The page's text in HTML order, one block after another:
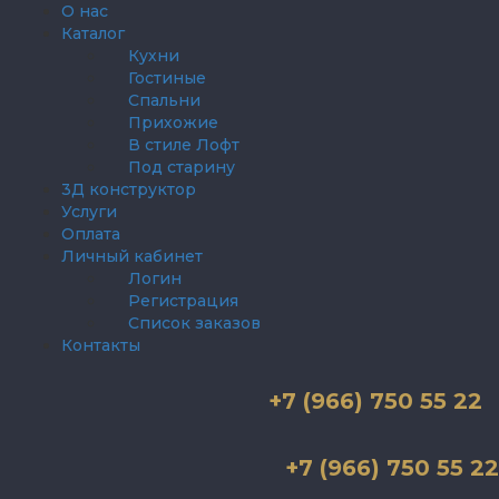
О нас
Каталог
Кухни
Гостиные
Спальни
Прихожие
В стиле Лофт
Под старину
3Д конструктор
Услуги
Оплата
Личный кабинет
Логин
Регистрация
Список заказов
Контакты
+7 (966) 750 55 22
+7 (966) 750 55 22